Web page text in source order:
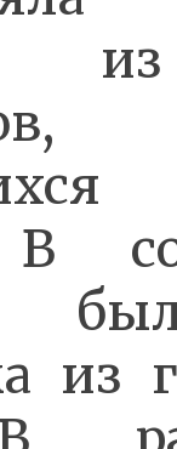
В
из